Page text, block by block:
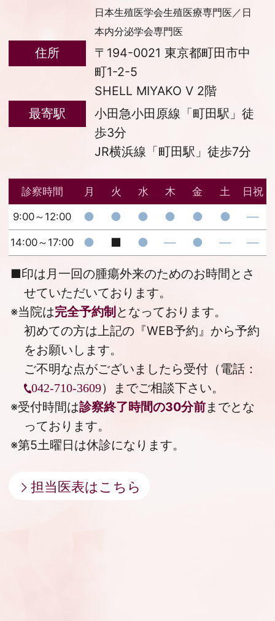
日本生殖医学会生殖医療専門医／日
本内分泌学会専門医
住所
〒194-0021 東京都町田市中
町1-2-5
SHELL MIYAKO V 2階
最寄駅
小田急小田原線「町田駅」徒
歩3分
JR横浜線「町田駅」徒歩7分
診察時間 月 火 水 木 金 土 日祝
9:00～12:00 ● ● ● ● ● ● ―
14:00～17:00 ● ■ ● ― ● ― ―
■印は月一回の腫瘍外来のためのお時間とさ
せていただいております。
※当院は完全予約制 となっております。
初めての方は上記の『WEB予約』から予約
をお願いします。
ご不明な点がございましたら受付（電話：
042-710-3609）までご相談下さい。
※受付時間は診察終了時間の30分前までとな
っております。
※第5土曜日は休診になります。
担当医表はこちら